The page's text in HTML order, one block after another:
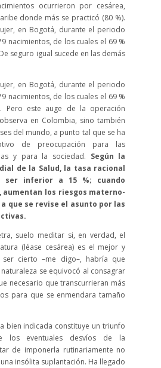
ocurrieron por cesárea,
donde más se practicó (80 %).
en Bogotá, durante el periodo
nacimientos, de los cuales el 69 %
seguro igual sucede en las demás
en Bogotá, durante el periodo
nacimientos, de los cuales el 69 %
Pero este auge de la operación
en Colombia, sino también
del mundo, a punto tal que se ha
de preocupación para las
y para la sociedad. Según la
de la Salud, la tasa racional
ser inferior a 15 %; cuando
aumentan los riesgos materno-
que se revise el asunto por las
suelo meditar si, en verdad, el
(léase cesárea) es el mejor y
ser cierto –me digo–, habría que
se equivocó al consagrar
necesario que transcurrieran más
para que se enmendara tamaño
bien indicada constituye un triunfo
los eventuales desvíos de la
de imponerla rutinariamente no
insólita suplantación. Ha llegado